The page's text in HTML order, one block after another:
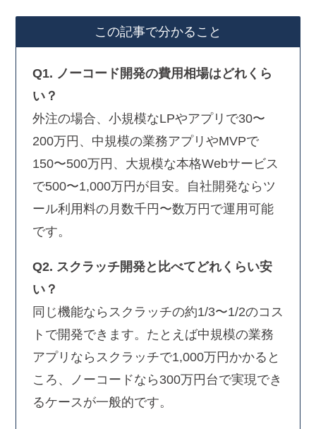
この記事で分かること
Q1. ノーコード開発の費用相場はどれくら
い？
外注の場合、小規模なLPやアプリで30〜
200万円、中規模の業務アプリやMVPで
150〜500万円、大規模な本格Webサービス
で500〜1,000万円が目安。自社開発ならツ
ール利用料の月数千円〜数万円で運用可能
です。
Q2. スクラッチ開発と比べてどれくらい安
い？
同じ機能ならスクラッチの約1/3〜1/2のコス
トで開発できます。たとえば中規模の業務
アプリならスクラッチで1,000万円かかると
ころ、ノーコードなら300万円台で実現でき
るケースが一般的です。